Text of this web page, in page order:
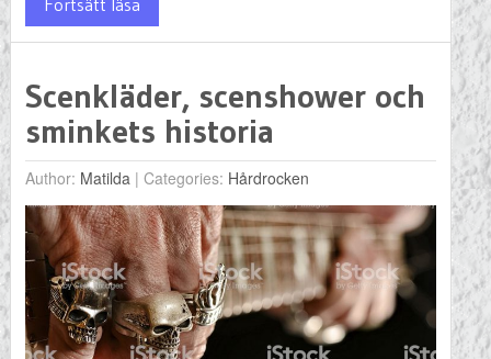
Fortsätt läsa
Scenkläder, scenshower och
sminkets historia
Author: Matilda | Categories: Hårdrocken